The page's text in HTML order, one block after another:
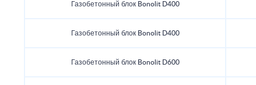
Газобетонный блок Bonolit D400
Газобетонный блок Bonolit D400
Газобетонный блок Bonolit D600